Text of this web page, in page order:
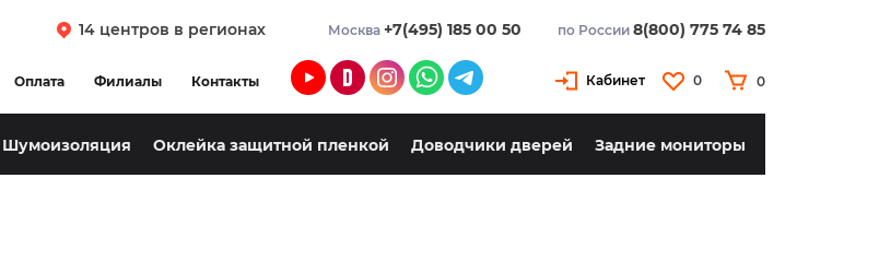
14 центров в регионах Москва +7(495) 185 00 50 по России 8(800) 775 74 85
Оплата Филиалы Контакты Кабинет 0 0
Шумоизоляция Оклейка защитной пленкой Доводчики дверей Задние мониторы